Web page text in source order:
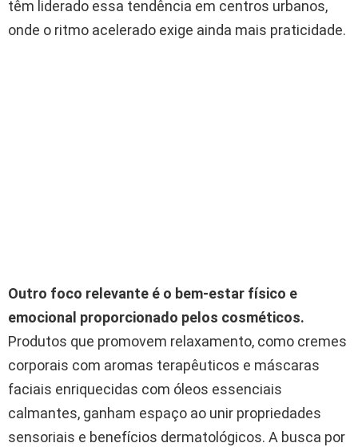
têm liderado essa tendência em centros urbanos,
onde o ritmo acelerado exige ainda mais praticidade.
Outro foco relevante é o bem-estar físico e
emocional proporcionado pelos cosméticos.
Produtos que promovem relaxamento, como cremes
corporais com aromas terapêuticos e máscaras
faciais enriquecidas com óleos essenciais
calmantes, ganham espaço ao unir propriedades
sensoriais e benefícios dermatológicos. A busca por